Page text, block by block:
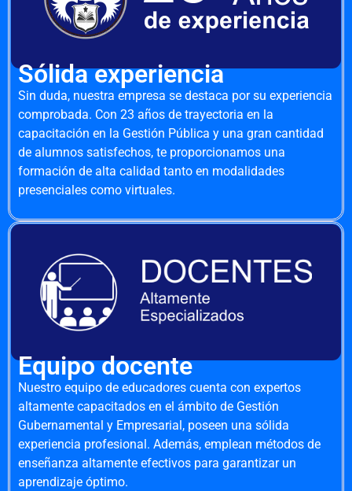
Sólida experiencia
Sin duda, nuestra empresa se destaca por su experiencia
comprobada. Con 23 años de trayectoria en la
capacitación en la Gestión Pública y una gran cantidad
de alumnos satisfechos, te proporcionamos una
formación de alta calidad tanto en modalidades
presenciales como virtuales.
Equipo docente
Nuestro equipo de educadores cuenta con expertos
altamente capacitados en el ámbito de Gestión
Gubernamental y Empresarial, poseen una sólida
experiencia profesional. Además, emplean métodos de
enseñanza altamente efectivos para garantizar un
aprendizaje óptimo.